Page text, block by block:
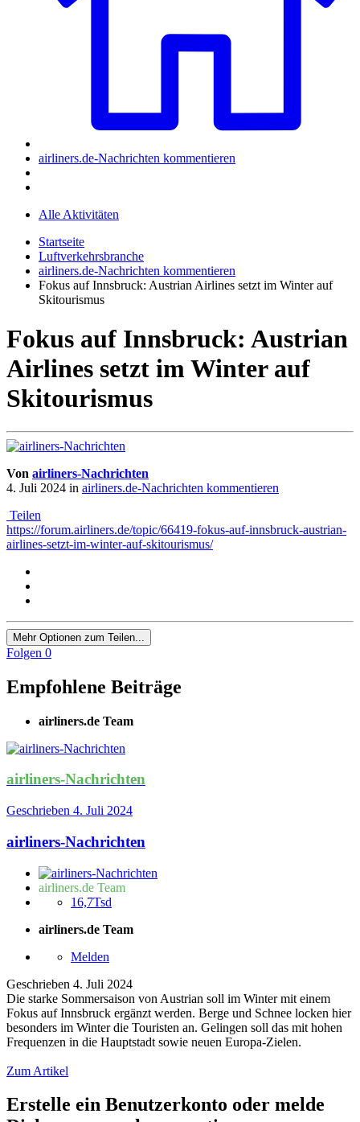
airliners.de-Nachrichten kommentieren
Alle Aktivitäten
Startseite
Luftverkehrsbranche
airliners.de-Nachrichten kommentieren
Fokus auf Innsbruck: Austrian Airlines setzt im Winter auf
Skitourismus
Fokus auf Innsbruck: Austrian
Airlines setzt im Winter auf
Skitourismus
Von airliners-Nachrichten
4. Juli 2024 in airliners.de-Nachrichten kommentieren
Teilen
https://forum.airliners.de/topic/66419-fokus-auf-innsbruck-austrian-
airlines-setzt-im-winter-auf-skitourismus/
Mehr Optionen zum Teilen...
Folgen 0
Empfohlene Beiträge
airliners.de Team
airliners-Nachrichten
Geschrieben 4. Juli 2024
airliners-Nachrichten
airliners.de Team
16,7Tsd
airliners.de Team
Melden
Geschrieben 4. Juli 2024
Die starke Sommersaison von Austrian soll im Winter mit einem
Fokus auf Innsbruck ergänzt werden. Berge und Schnee locken hier
besonders im Winter die Touristen an. Gelingen soll das mit hohen
Frequenzen in die Hauptstadt sowie neuen Europa-Zielen.
Zum Artikel
Erstelle ein Benutzerkonto oder melde